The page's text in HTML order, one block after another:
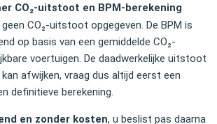
CO₂-uitstoot en BPM-berekening
CO₂-uitstoot opgegeven. De BPM is
op basis van een gemiddelde CO₂-
voertuigen. De daadwerkelijke uitstoot
afwijken, vraag dus altijd eerst een
definitieve berekening.
en zonder kosten, u beslist pas daarna